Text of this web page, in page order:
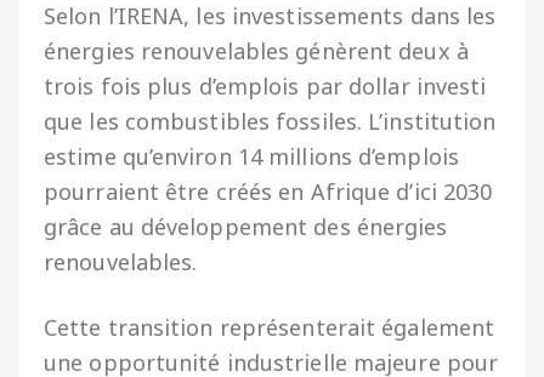
Selon l’IRENA, les investissements dans les
énergies renouvelables génèrent deux à
trois fois plus d’emplois par dollar investi
que les combustibles fossiles. L’institution
estime qu’environ 14 millions d’emplois
pourraient être créés en Afrique d’ici 2030
grâce au développement des énergies
renouvelables.
Cette transition représenterait également
une opportunité industrielle majeure pour